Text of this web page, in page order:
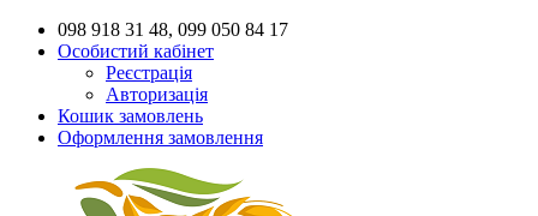
098 918 31 48, 099 050 84 17
Особистий кабінет
Реєстрація
Авторизація
Кошик замовлень
Оформлення замовлення